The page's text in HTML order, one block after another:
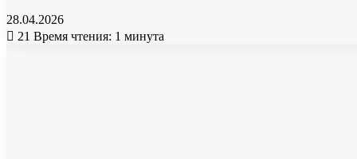
28.04.2026
21 Время чтения: 1 минута